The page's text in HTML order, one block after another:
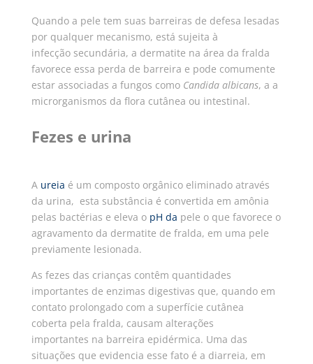
Quando a pele tem suas barreiras de defesa lesadas
por qualquer mecanismo, está sujeita à
infecção secundária, a dermatite na área da fralda
favorece essa perda de barreira e pode comumente
estar associadas a fungos como Candida albicans, a a
microrganismos da flora cutânea ou intestinal.
Fezes e urina
A ureia é um composto orgânico eliminado através
da urina, esta substância é convertida em amônia
pelas bactérias e eleva o pH da pele o que favorece o
agravamento da dermatite de fralda, em uma pele
previamente lesionada.
As fezes das crianças contêm quantidades
importantes de enzimas digestivas que, quando em
contato prolongado com a superfície cutânea
coberta pela fralda, causam alterações
importantes na barreira epidérmica. Uma das
situações que evidencia esse fato é a diarreia, em